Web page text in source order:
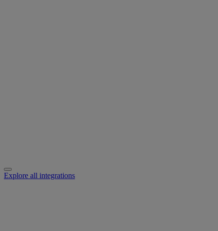
Explore all integrations